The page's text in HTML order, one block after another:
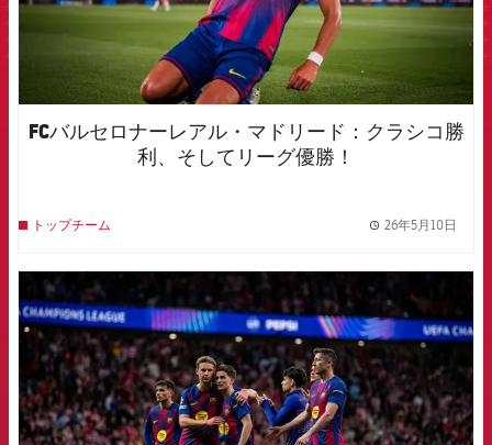
FCバルセロナーレアル・マドリード：クラシコ勝
利、そしてリーグ優勝！
トップチーム 26年5月10日
FCB Barcelona badge